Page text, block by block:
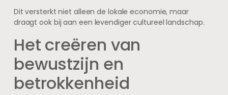
Dit versterkt niet alleen de lokale economie, maar
draagt ook bij aan een levendiger cultureel landschap.
Het creëren van
bewustzijn en
betrokkenheid